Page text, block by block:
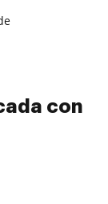
con